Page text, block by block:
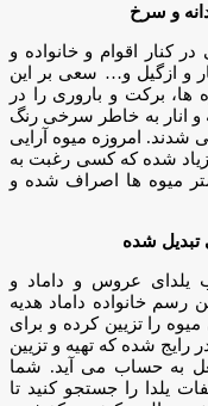
و سرخ
کنار اقوام و خانواده و
و ازگیل و… سعی بر این
ها، برکت و باروری را در
و انار به خاطر سرخی رنگ
امروزه میوه آرایی
زیاد شده که کسی رغبت به
میوه ها اصراف شده و
تبدیل شده
یلدای عروس و داماد و
رسم خانواده داماد هدیه
را تزیین کرده و برای
رایج شده که تهیه و تزیین
به حساب می آید. شما
یلدا را جستجو کنید تا